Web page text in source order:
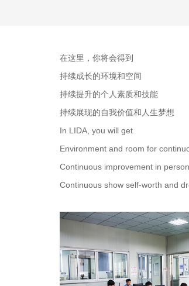
在这里，你将会得到
持续成长的环境和空间
持续提升的个人素质和技能
持续展现的自我价值和人生梦想
In LIDA, you will get
Environment and room for
Continuous improvement in
Continuous show self-worth and